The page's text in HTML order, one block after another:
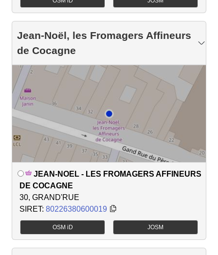
Jean-Noël, les Fromagers Affineurs
de Cocagne
JEAN-NOEL - LES FROMAGERS AFFINEURS
DE COCAGNE
30, GRAND'RUE
SIRET: 80226380600019
OSM iD JOSM